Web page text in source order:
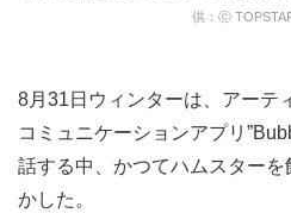
供：ⓒ
8月31日ウィンターは、アーテ
コミュニケーションアプリ
話する中、かつてハムスター
かした。